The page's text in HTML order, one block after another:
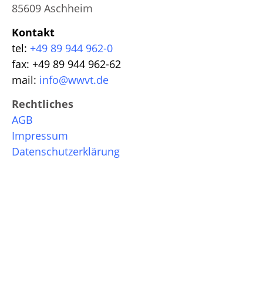
85609 Aschheim
Kontakt
tel: +49 89 944 962-0
fax: +49 89 944 962-62
mail: info@wwvt.de
Rechtliches
AGB
Impressum
Datenschutzerklärung